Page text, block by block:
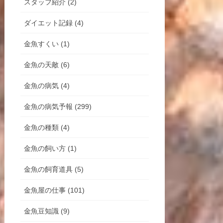
スタッフ紹介 (2)
ダイエット記録 (4)
金魚すくい (1)
金魚の天敵 (6)
金魚の病気 (4)
金魚の病気予報 (299)
金魚の種類 (4)
金魚の飼い方 (1)
金魚の飼育道具 (5)
金魚屋の仕事 (101)
金魚豆知識 (9)